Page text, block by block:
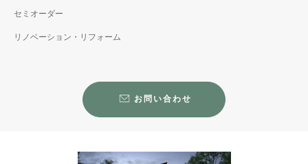
セミオーダー
リノベーション・リフォーム
お問い合わせ